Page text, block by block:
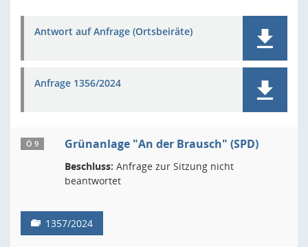
Antwort auf Anfrage (Ortsbeiräte)
Anfrage 1356/2024
Ö 9 Grünanlage "An der Brausch" (SPD)
Beschluss: Anfrage zur Sitzung nicht
beantwortet
1357/2024